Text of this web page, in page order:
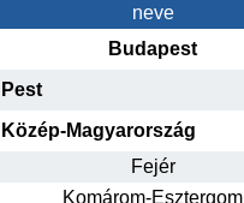
neve
Budapest
Pest
Közép-Magyarország
Fejér
Komárom-Esztergom